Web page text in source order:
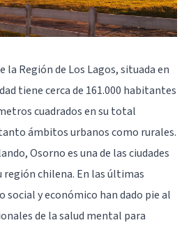
la Región de Los Lagos, situada en
tiene cerca de 161.000 habitantes
cuadrados en su total
ámbitos urbanos como rurales.
Osorno es una de las ciudades
chilena. En las últimas
social y económico han dado pie al
de la salud mental para